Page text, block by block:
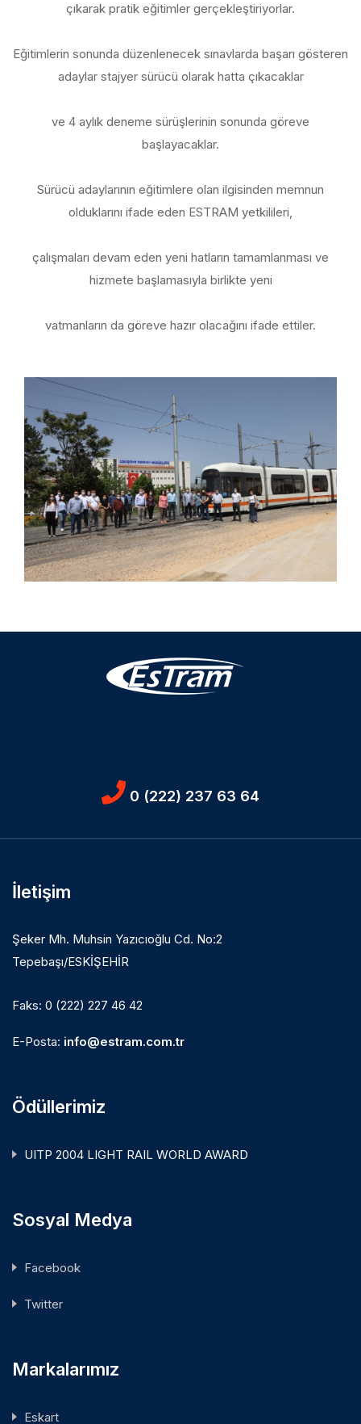
çıkarak pratik eğitimler gerçekleştiriyorlar.
Eğitimlerin sonunda düzenlenecek sınavlarda başarı gösteren
adaylar stajyer sürücü olarak hatta çıkacaklar
ve 4 aylık deneme sürüşlerinin sonunda göreve
başlayacaklar.
Sürücü adaylarının eğitimlere olan ilgisinden memnun
olduklarını ifade eden ESTRAM yetkilileri,
çalışmaları devam eden yeni hatların tamamlanması ve
hizmete başlamasıyla birlikte yeni
vatmanların da göreve hazır olacağını ifade ettiler.
0 (222) 237 63 64
İletişim
Şeker Mh. Muhsin Yazıcıoğlu Cd. No:2
Tepebaşı/ESKİŞEHİR
Faks: 0 (222) 227 46 42
E-Posta: info@estram.com.tr
Ödüllerimiz
UITP 2004 LIGHT RAIL WORLD AWARD
Sosyal Medya
Facebook
Twitter
Markalarımız
Eskart